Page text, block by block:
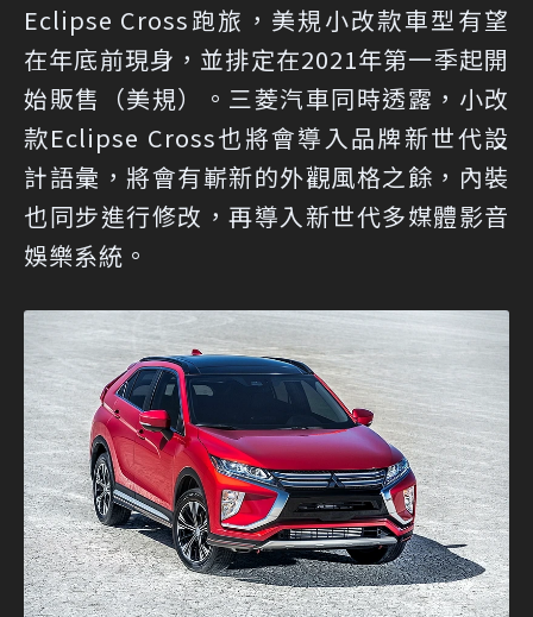
Eclipse Cross跑旅，美規小改款車型有望
在年底前現身，並排定在2021年第一季起開
始販售（美規）。三菱汽車同時透露，小改
款Eclipse Cross也將會導入品牌新世代設
計語彙，將會有嶄新的外觀風格之餘，內裝
也同步進行修改，再導入新世代多媒體影音
娛樂系統。